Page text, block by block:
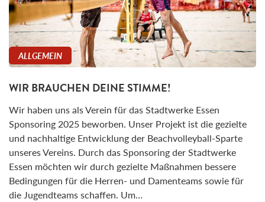
ALLGEMEIN
WIR BRAUCHEN DEINE STIMME!
Wir haben uns als Verein für das Stadtwerke Essen
Sponsoring 2025 beworben. Unser Projekt ist die gezielte
und nachhaltige Entwicklung der Beachvolleyball-Sparte
unseres Vereins. Durch das Sponsoring der Stadtwerke
Essen möchten wir durch gezielte Maßnahmen bessere
Bedingungen für die Herren- und Damenteams sowie für
die Jugendteams schaffen. Um…